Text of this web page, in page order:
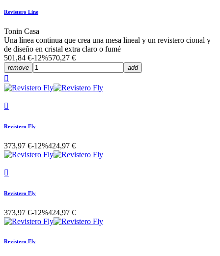
Revistero Line
Tonin Casa
Una línea continua que crea una mesa lineal y un revistero cional y
de diseño en cristal extra claro o fumé
501,84 €-12%570,27 €
remove add


Revistero Fly
373,97 €-12%424,97 €

Revistero Fly
373,97 €-12%424,97 €
Revistero Fly